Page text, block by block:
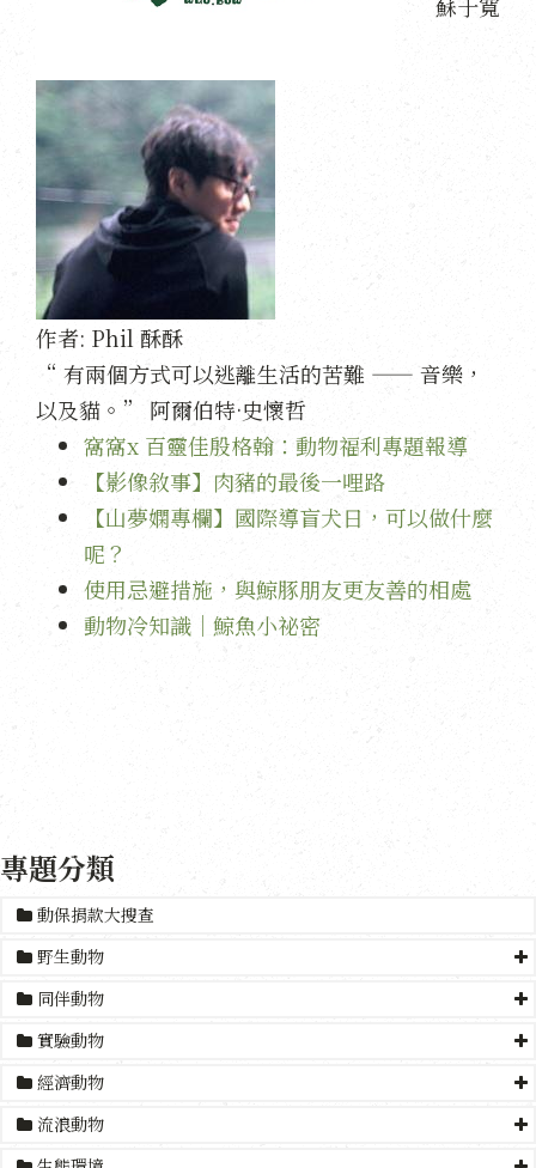
作者: Phil 酥酥
“ 有兩個方式可以逃離生活的苦難 —— 音樂，
以及貓。” 阿爾伯特·史懷哲
窩窩x 百靈佳殷格翰：動物福利專題報導
【影像敘事】肉豬的最後一哩路
【山夢嫻專欄】國際導盲犬日，可以做什麼
呢？
使用忌避措施，與鯨豚朋友更友善的相處
動物冷知識｜鯨魚小祕密
專題分類
動保捐款大搜查
野生動物
同伴動物
實驗動物
經濟動物
流浪動物